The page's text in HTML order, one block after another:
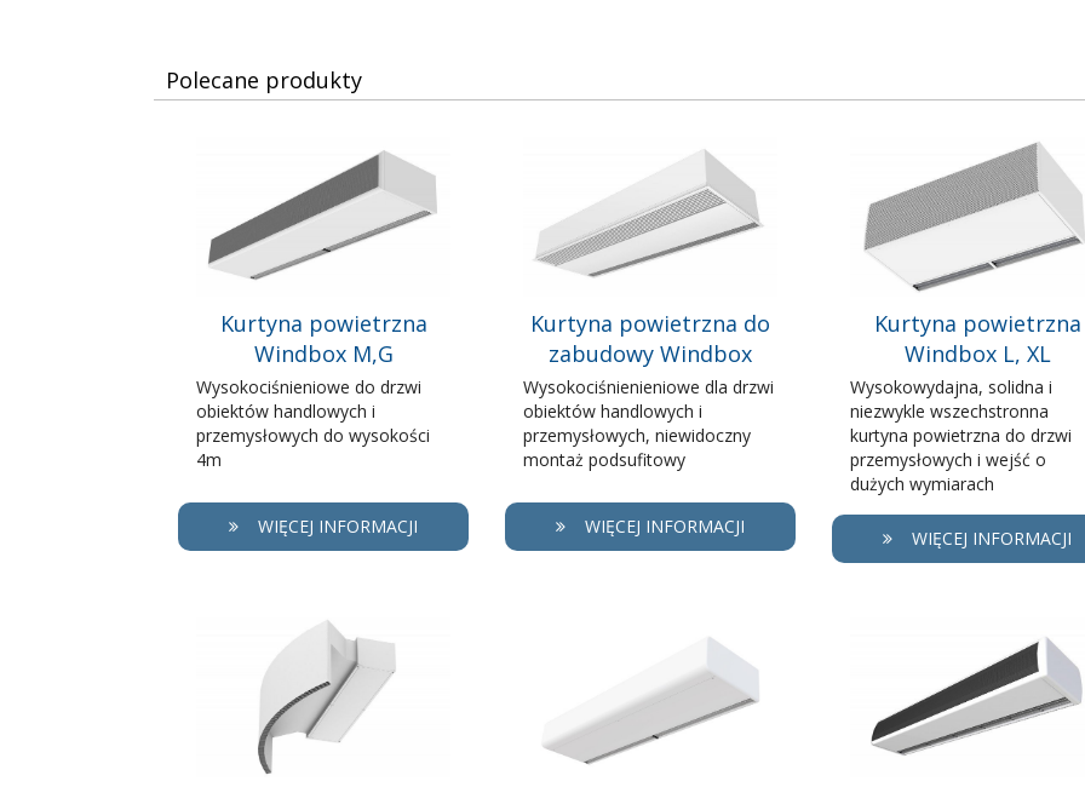
Polecane produkty
Kurtyna powietrzna
Windbox M,G
Wysokociśnieniowe do drzwi
obiektów handlowych i
przemysłowych do wysokości
4m
WIĘCEJ INFORMACJI
Kurtyna powietrzna do
zabudowy Windbox
Wysokociśnienieniowe dla drzwi
obiektów handlowych i
przemysłowych, niewidoczny
montaż podsufitowy
WIĘCEJ INFORMACJI
Kurtyna powietrzna
Windbox L, XL
Wysokowydajna, solidna i
niezwykle wszechstronna
kurtyna powietrzna do drzwi
przemysłowych i wejść o
dużych wymiarach
WIĘCEJ INFORMACJI